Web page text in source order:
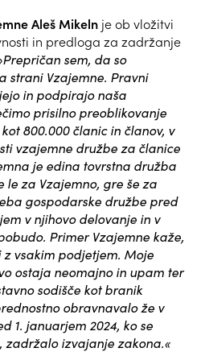
Aleš Mikeln je ob vložitvi
in predloga za zadržanje
sem, da so
strani Vzajemne. Pravni
in podpirajo naša
prisilno preoblikovanje
800.000 članic in članov, v
vzajemne družbe za članice
je edina tovrstna družba
le za Vzajemno, gre še za
gospodarske družbe pred
v njihovo delovanje in v
Primer Vzajemne kaže,
vsakim podjetjem. Moje
ostaja neomajno in upam ter
sodišče kot branik
obravnavalo že v
1. januarjem 2024, ko se
izvajanje zakona.«